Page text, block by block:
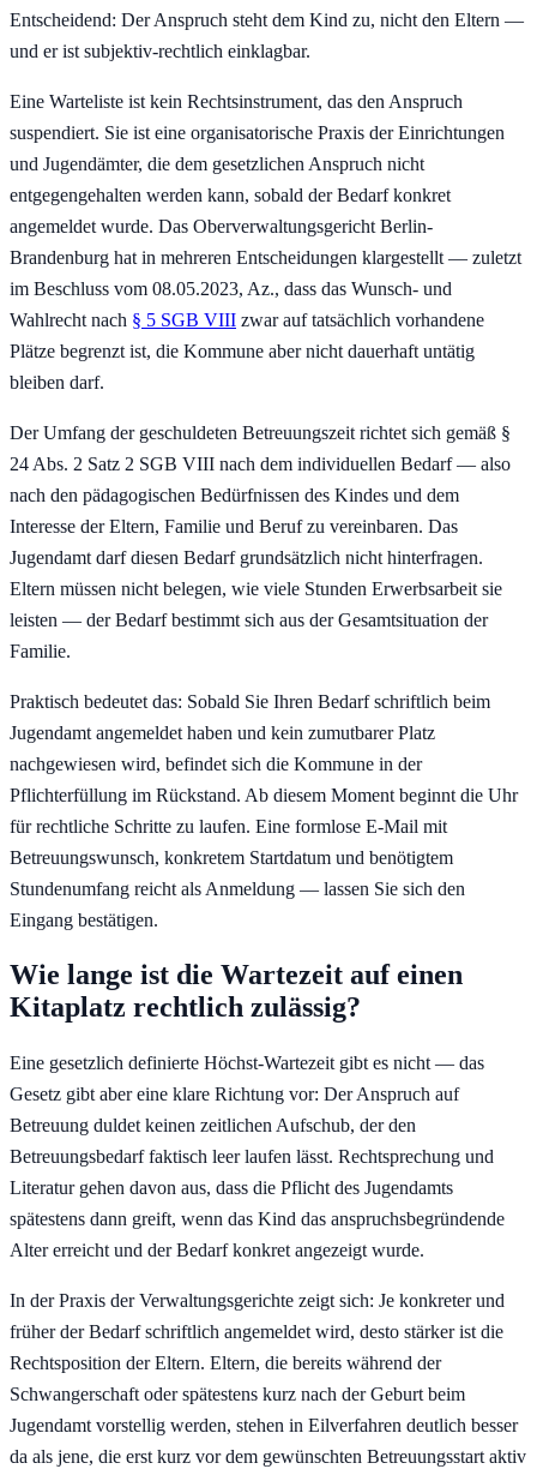
Entscheidend: Der Anspruch steht dem Kind zu, nicht den Eltern —
und er ist subjektiv-rechtlich einklagbar.
Eine Warteliste ist kein Rechtsinstrument, das den Anspruch
suspendiert. Sie ist eine organisatorische Praxis der Einrichtungen
und Jugendämter, die dem gesetzlichen Anspruch nicht
entgegengehalten werden kann, sobald der Bedarf konkret
angemeldet wurde. Das Oberverwaltungsgericht Berlin-
Brandenburg hat in mehreren Entscheidungen klargestellt — zuletzt
im Beschluss vom 08.05.2023, Az., dass das Wunsch- und
Wahlrecht nach § 5 SGB VIII zwar auf tatsächlich vorhandene
Plätze begrenzt ist, die Kommune aber nicht dauerhaft untätig
bleiben darf.
Der Umfang der geschuldeten Betreuungszeit richtet sich gemäß §
24 Abs. 2 Satz 2 SGB VIII nach dem individuellen Bedarf — also
nach den pädagogischen Bedürfnissen des Kindes und dem
Interesse der Eltern, Familie und Beruf zu vereinbaren. Das
Jugendamt darf diesen Bedarf grundsätzlich nicht hinterfragen.
Eltern müssen nicht belegen, wie viele Stunden Erwerbsarbeit sie
leisten — der Bedarf bestimmt sich aus der Gesamtsituation der
Familie.
Praktisch bedeutet das: Sobald Sie Ihren Bedarf schriftlich beim
Jugendamt angemeldet haben und kein zumutbarer Platz
nachgewiesen wird, befindet sich die Kommune in der
Pflichterfüllung im Rückstand. Ab diesem Moment beginnt die Uhr
für rechtliche Schritte zu laufen. Eine formlose E-Mail mit
Betreuungswunsch, konkretem Startdatum und benötigtem
Stundenumfang reicht als Anmeldung — lassen Sie sich den
Eingang bestätigen.
Wie lange ist die Wartezeit auf einen
Kitaplatz rechtlich zulässig?
Eine gesetzlich definierte Höchst-Wartezeit gibt es nicht — das
Gesetz gibt aber eine klare Richtung vor: Der Anspruch auf
Betreuung duldet keinen zeitlichen Aufschub, der den
Betreuungsbedarf faktisch leer laufen lässt. Rechtsprechung und
Literatur gehen davon aus, dass die Pflicht des Jugendamts
spätestens dann greift, wenn das Kind das anspruchsbegründende
Alter erreicht und der Bedarf konkret angezeigt wurde.
In der Praxis der Verwaltungsgerichte zeigt sich: Je konkreter und
früher der Bedarf schriftlich angemeldet wird, desto stärker ist die
Rechtsposition der Eltern. Eltern, die bereits während der
Schwangerschaft oder spätestens kurz nach der Geburt beim
Jugendamt vorstellig werden, stehen in Eilverfahren deutlich besser
da als jene, die erst kurz vor dem gewünschten Betreuungsstart aktiv